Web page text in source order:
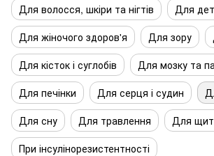
Для волосся, шкіри та нігтів
Для
Для жіночого здоров'я
Для зору
Для кісток і суглобів
Для мозку та
Для печінки
Для серця і судин
Для сну
Для травлення
Для
При інсулінорезистентності